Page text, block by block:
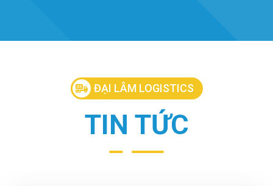
ĐẠI LÂM LOGISTICS
TIN TỨC